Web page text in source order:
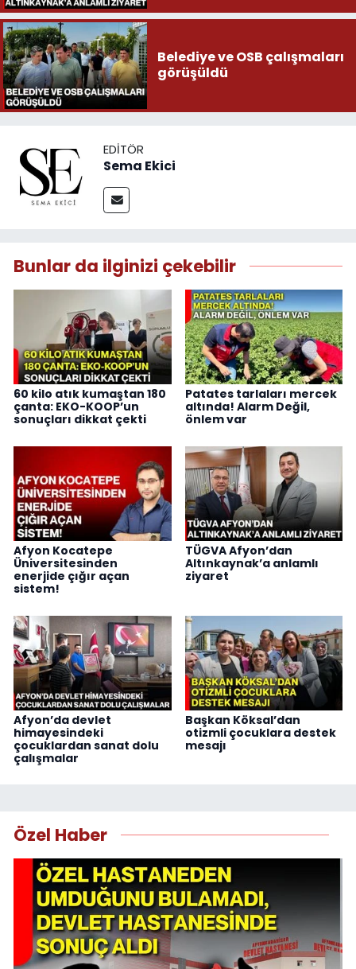
Belediye ve OSB çalışmaları
görüşüldü
EDITÖR
Sema Ekici
Bunlar da ilginizi çekebilir
60 kilo atık kumaştan 180
çanta: EKO-KOOP’un
sonuçları dikkat çekti
Patates tarlaları mercek
altında! Alarm Değil,
önlem var
Afyon Kocatepe
Üniversitesinden
enerjide çığır açan
sistem!
TÜGVA Afyon’dan
Altınkaynak’a anlamlı
ziyaret
Afyon’da devlet
himayesindeki
çocuklardan sanat dolu
çalışmalar
Başkan Köksal’dan
otizmli çocuklara destek
mesajı
Özel Haber